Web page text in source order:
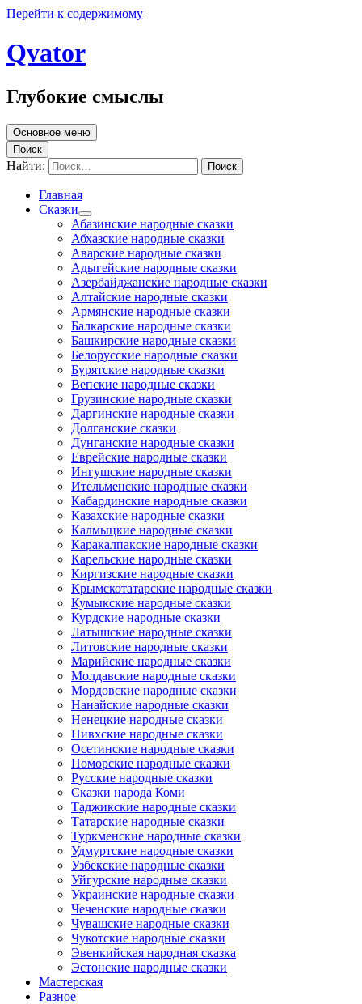
Перейти к содержимому
Qvator
Глубокие смыслы
Основное меню
Поиск
Найти:
Главная
Сказки
Абазинские народные сказки
Абхазские народные сказки
Аварские народные сказки
Адыгейские народные сказки
Азербайджанские народные сказки
Алтайские народные сказки
Армянские народные сказки
Балкарские народные сказки
Башкирские народные сказки
Белорусские народные сказки
Бурятские народные сказки
Вепские народные сказки
Грузинские народные сказки
Даргинские народные сказки
Долганские сказки
Дунганские народные сказки
Еврейские народные сказки
Ингушские народные сказки
Ительменские народные сказки
Кабардинские народные сказки
Казахские народные сказки
Калмыцкие народные сказки
Каракалпакские народные сказки
Карельские народные сказки
Киргизские народные сказки
Крымскотатарские народные сказки
Кумыкские народные сказки
Курдские народные сказки
Латышские народные сказки
Литовские народные сказки
Марийские народные сказки
Молдавские народные сказки
Мордовские народные сказки
Нанайские народные сказки
Ненецкие народные сказки
Нивхские народные сказки
Осетинские народные сказки
Поморские народные сказки
Русские народные сказки
Сказки народа Коми
Таджикские народные сказки
Татарские народные сказки
Туркменские народные сказки
Удмуртские народные сказки
Узбекские народные сказки
Уйгурские народные сказки
Украинские народные сказки
Чеченские народные сказки
Чувашские народные сказки
Чукотские народные сказки
Эвенкийская народная сказка
Эстонские народные сказки
Мастерская
Разное